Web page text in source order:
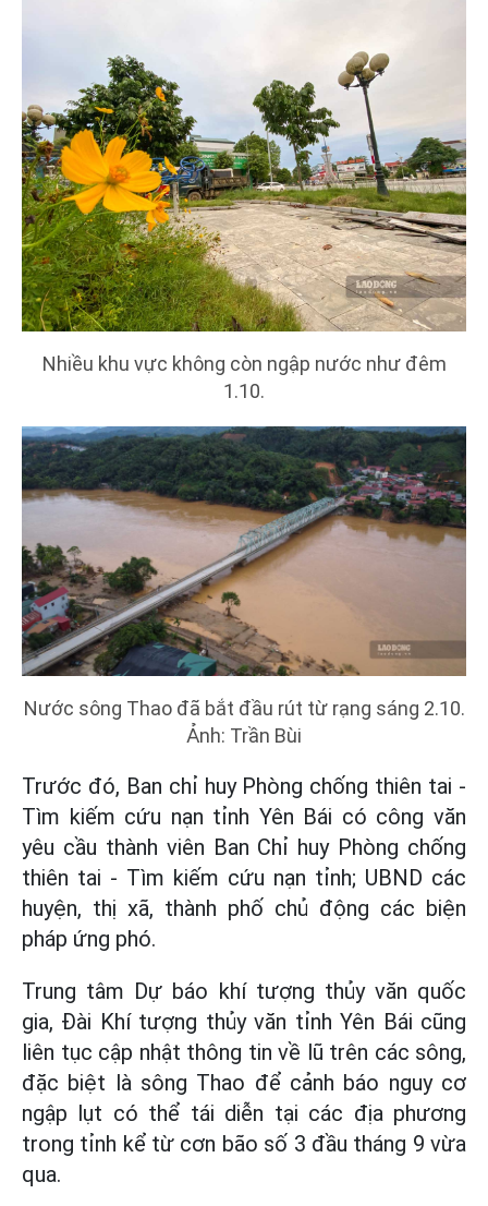
Nhiều khu vực không còn ngập nước như đêm
1.10.
Nước sông Thao đã bắt đầu rút từ rạng sáng 2.10.
Ảnh: Trần Bùi
Trước đó, Ban chỉ huy Phòng chống thiên tai -
Tìm kiếm cứu nạn tỉnh Yên Bái có công văn
yêu cầu thành viên Ban Chỉ huy Phòng chống
thiên tai - Tìm kiếm cứu nạn tỉnh; UBND các
huyện, thị xã, thành phố chủ động các biện
pháp ứng phó.
Trung tâm Dự báo khí tượng thủy văn quốc
gia, Đài Khí tượng thủy văn tỉnh Yên Bái cũng
liên tục cập nhật thông tin về lũ trên các sông,
đặc biệt là sông Thao để cảnh báo nguy cơ
ngập lụt có thể tái diễn tại các địa phương
trong tỉnh kể từ cơn bão số 3 đầu tháng 9 vừa
qua.